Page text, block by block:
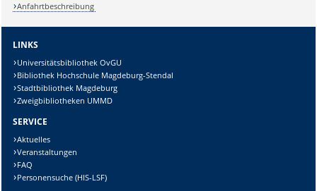
Anfahrtbeschreibung
LINKS
Universitätsbibliothek OvGU
Bibliothek Hochschule Magdeburg-Stendal
Stadtbibliothek Magdeburg
Zweigbibliotheken UMMD
SERVICE
Aktuelles
Veranstaltungen
FAQ
Personensuche (HIS-LSF)